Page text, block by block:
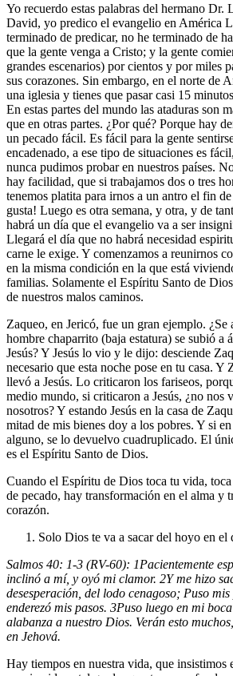
Yo recuerdo estas palabras del hermano Dr.
David, yo predico el evangelio en América
terminado de predicar, no he terminado de
que la gente venga a Cristo; y la gente
grandes escenarios) por cientos y por miles
sus corazones. Sin embargo, en el norte de
una iglesia y tienes que pasar casi 15
En estas partes del mundo las ataduras son
que en otras partes. ¿Por qué? Porque hay
un pecado fácil. Es fácil para la gente
encadenado, a ese tipo de situaciones es
nunca pudimos probar en nuestros países.
hay facilidad, que si trabajamos dos o tres
tenemos platita para irnos a un antro el fin
gusta! Luego es otra semana, y otra, y de
habrá un día que el evangelio va a ser
Llegará el día que no habrá necesidad
carne le exige. Y comenzamos a reunirnos
en la misma condición en la que está
familias. Solamente el Espíritu Santo de
de nuestros malos caminos.
Zaqueo, en Jericó, fue un gran ejemplo. ¿Se
hombre chaparrito (baja estatura) se subió a
Jesús? Y Jesús lo vio y le dijo: desciende
necesario que esta noche pose en tu casa. Y
llevó a Jesús. Lo criticaron los fariseos,
medio mundo, si criticaron a Jesús, ¿no nos
nosotros? Y estando Jesús en la casa de
mitad de mis bienes doy a los pobres. Y si
alguno, se lo devuelvo cuadruplicado. El
es el Espíritu Santo de Dios.
Cuando el Espíritu de Dios toca tu vida,
de pecado, hay transformación en el alma y
corazón.
Solo Dios te va a sacar del hoyo en el
Salmos 40: 1-3 (RV-60): 1Pacientemente
inclinó a mí, y oyó mi clamor. 2Y me hizo
desesperación, del lodo cenagoso; Puso mis
enderezó mis pasos. 3Puso luego en mi
alabanza a nuestro Dios. Verán esto
en Jehová.
Hay tiempos en nuestra vida, que insistimos